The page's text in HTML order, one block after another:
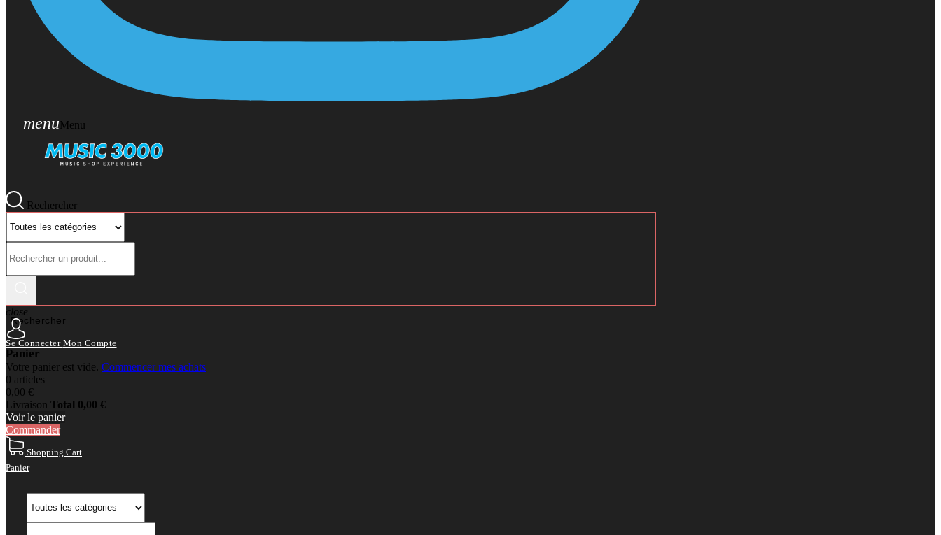
menuMenu
Rechercher
Rechercher
close
Se Connecter Mon Compte
Panier
Votre panier est vide. Commencer mes achats
0 articles
0,00 €
Livraison Total 0,00 €
Voir le panier
Commander
Shopping Cart
Panier